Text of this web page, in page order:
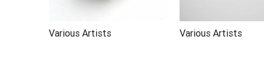
Various Artists Various Artists